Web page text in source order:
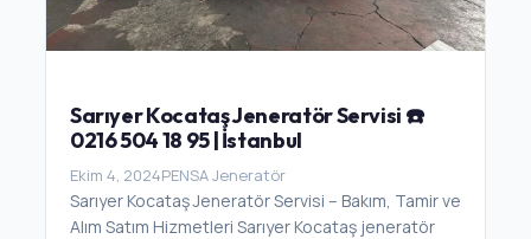
Sarıyer Kocataş Jeneratör Servisi ☎️
0216 504 18 95 | İstanbul
Ekim 4, 2024PENSA Jeneratör
Sarıyer Kocataş Jeneratör Servisi – Bakım, Tamir ve
Alım Satım Hizmetleri Sarıyer Kocataş jeneratör